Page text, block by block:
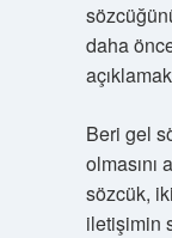
daha
Beri gel
sözcük,
iletişimin